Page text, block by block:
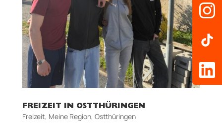
FREIZEIT IN OSTTHÜRINGEN
Freizeit, Meine Region, Ostthüringen